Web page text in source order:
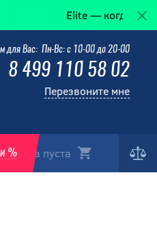
Elite — когда победа в
пуста
%
для Вас: Пн-Вс: с 10-00 до 20-00
8 499 110 58 02
Перезвоните мне